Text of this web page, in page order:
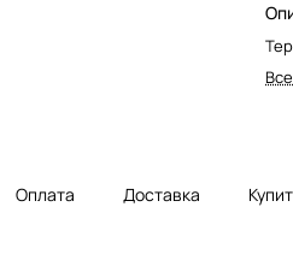
Оплата Доставка